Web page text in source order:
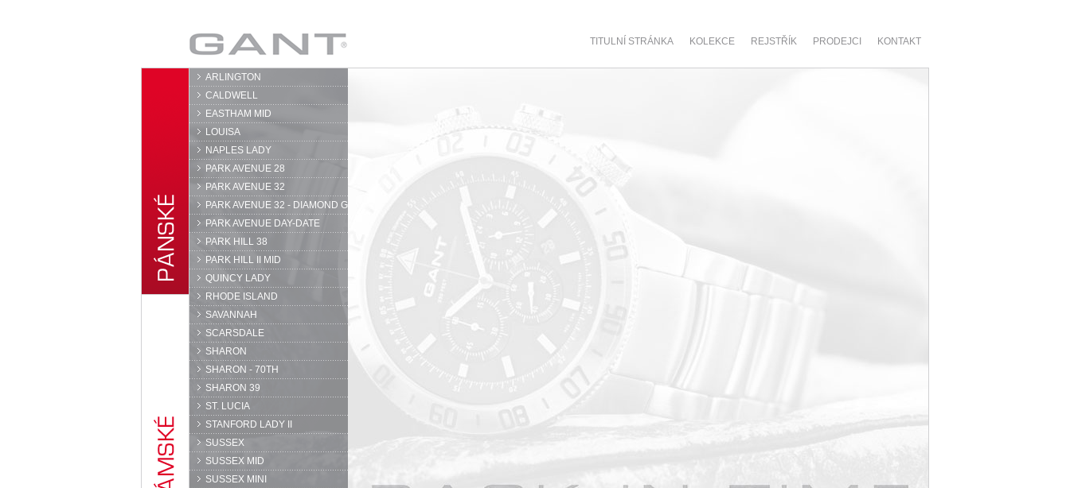
GANT TITULNÍ STRÁNKA KOLEKCE REJSTŘÍK PRODEJCI KONTAKT
ARLINGTON
CALDWELL
EASTHAM MID
LOUISA
NAPLES LADY
PARK AVENUE 28
PARK AVENUE 32
PARK AVENUE 32 - DIAMOND G
PARK AVENUE DAY-DATE
PARK HILL 38
PARK HILL II MID
QUINCY LADY
RHODE ISLAND
SAVANNAH
SCARSDALE
SHARON
SHARON - 70TH
SHARON 39
ST. LUCIA
STANFORD LADY II
SUSSEX
SUSSEX MID
SUSSEX MINI